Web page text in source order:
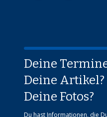
Deine
Deine Artikel?
Deine Fotos?
Du hast Informationen, die